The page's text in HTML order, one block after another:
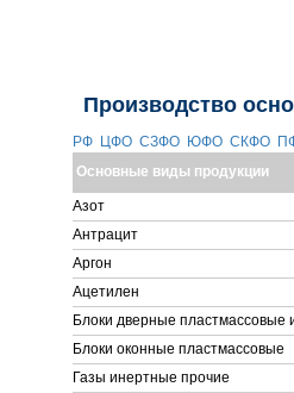
Производство
РФ ЦФО СЗФО ЮФО СКФО
Основные виды продукции
Азот
Антрацит
Аргон
Ацетилен
Блоки дверные пластмассовые
Блоки оконные пластмассовые
Газы инертные прочие